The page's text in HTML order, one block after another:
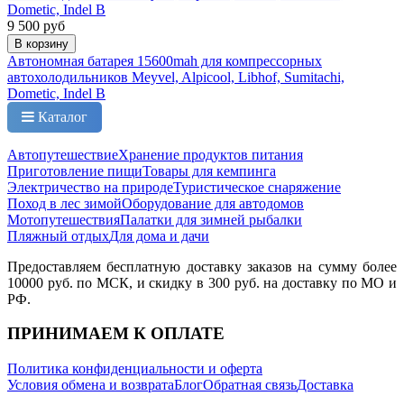
9 500 руб
В корзину
Автономная батарея 15600mah для компрессорных
автохолодильников Meyvel, Alpicool, Libhof, Sumitachi,
Dometic, Indel B
Каталог
АвтопутешествиеХранение продуктов питания
Приготовление пищиТовары для кемпинга
Электричество на природеТуристическое снаряжение
Поход в лес зимойОборудование для автодомов
МотопутешествияПалатки для зимней рыбалки
Пляжный отдыхДля дома и дачи
Предоставляем бесплатную доставку заказов на сумму более
10000 руб. по МСК, и скидку в 300 руб. на доставку по МО и
РФ.
ПРИНИМАЕМ К ОПЛАТЕ
Политика конфиденциальности и оферта
Условия обмена и возвратаБлогОбратная связьДоставка